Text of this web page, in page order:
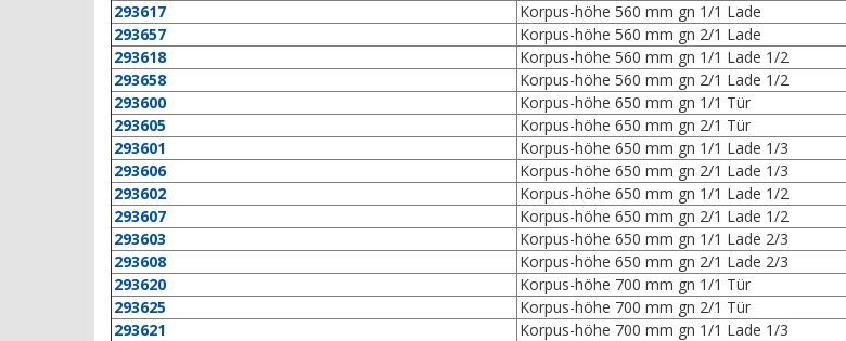
293617
Korpus-höhe 560 mm gn 1/1 Lade
293657
Korpus-höhe 560 mm gn 2/1 Lade
293618
Korpus-höhe 560 mm gn 1/1 Lade 1/2
293658
Korpus-höhe 560 mm gn 2/1 Lade 1/2
293600
Korpus-höhe 650 mm gn 1/1 Tür
293605
Korpus-höhe 650 mm gn 2/1 Tür
293601
Korpus-höhe 650 mm gn 1/1 Lade 1/3
293606
Korpus-höhe 650 mm gn 2/1 Lade 1/3
293602
Korpus-höhe 650 mm gn 1/1 Lade 1/2
293607
Korpus-höhe 650 mm gn 2/1 Lade 1/2
293603
Korpus-höhe 650 mm gn 1/1 Lade 2/3
293608
Korpus-höhe 650 mm gn 2/1 Lade 2/3
293620
Korpus-höhe 700 mm gn 1/1 Tür
293625
Korpus-höhe 700 mm gn 2/1 Tür
293621
Korpus-höhe 700 mm gn 1/1 Lade 1/3